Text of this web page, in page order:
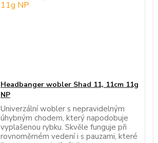
Headbanger wobler Shad 11, 11cm 11g
NP
Univerzální wobler s nepravidelným
úhybným chodem, který napodobuje
vyplašenou rybku. Skvěle funguje při
rovnoměrném vedení i s pauzami, které